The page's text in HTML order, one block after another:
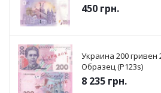
450 грн.
Украина 200 гривен
Образец (P123s)
8 235 грн.